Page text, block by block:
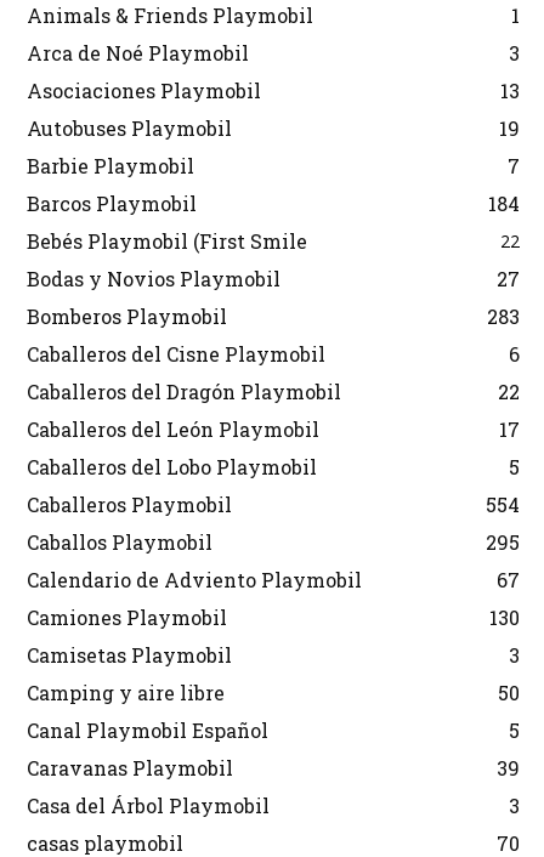
Animals & Friends Playmobil
1
Arca de Noé Playmobil
3
Asociaciones Playmobil
13
Autobuses Playmobil
19
Barbie Playmobil
7
Barcos Playmobil
184
Bebés Playmobil (First Smile
22
Bodas y Novios Playmobil
27
Bomberos Playmobil
283
Caballeros del Cisne Playmobil
6
Caballeros del Dragón Playmobil
22
Caballeros del León Playmobil
17
Caballeros del Lobo Playmobil
5
Caballeros Playmobil
554
Caballos Playmobil
295
Calendario de Adviento Playmobil
67
Camiones Playmobil
130
Camisetas Playmobil
3
Camping y aire libre
50
Canal Playmobil Español
5
Caravanas Playmobil
39
Casa del Árbol Playmobil
3
casas playmobil
70